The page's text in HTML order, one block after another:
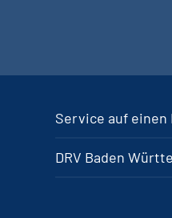
Service auf einen
DRV Baden